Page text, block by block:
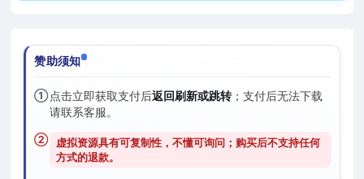
赞助须知
①点击立即获取支付后返回刷新或跳转；支付后无法下载
请联系客服。
② 虚拟资源具有可复制性，不懂可询问；购买后不支持任何
方式的退款。